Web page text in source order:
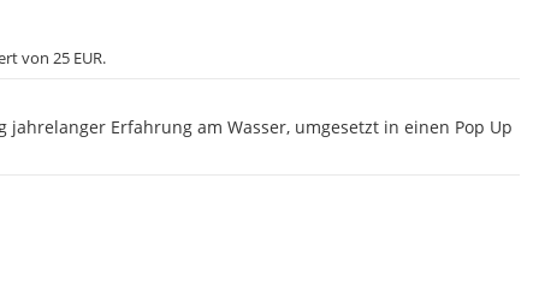
von 25 EUR.
Erfahrung am Wasser, umgesetzt in einen Pop Up